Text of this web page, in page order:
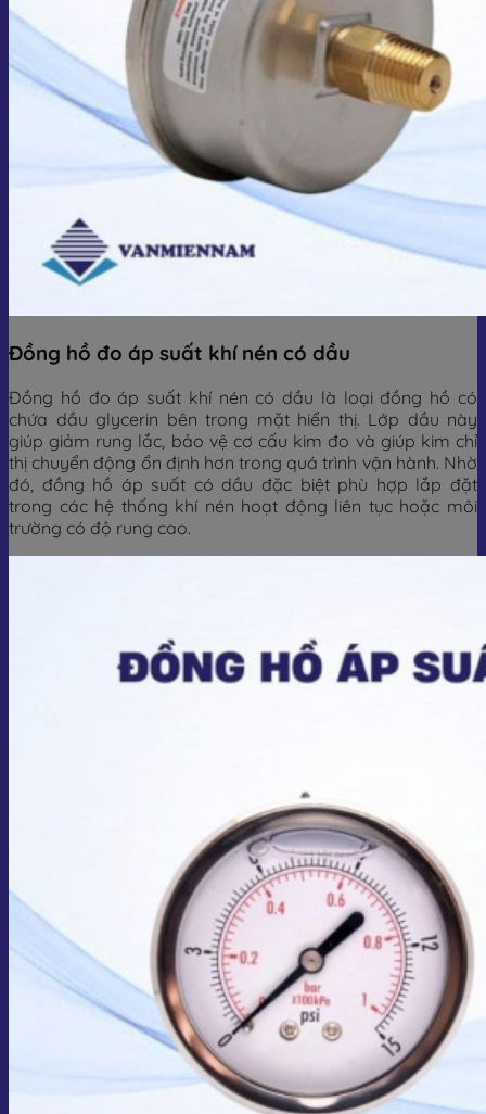
Đồng hồ đo áp suất khí nén có dầu
Đồng hồ đo áp suất khí nén có dầu là loại đồng hồ có
chứa dầu glycerin bên trong mặt hiển thị. Lớp dầu này
giúp giảm rung lắc, bảo vệ cơ cấu kim đo và giúp kim chỉ
thị chuyển động ổn định hơn trong quá trình vận hành. Nhờ
đó, đồng hồ áp suất có dầu đặc biệt phù hợp lắp đặt
trong các hệ thống khí nén hoạt động liên tục hoặc môi
trường có độ rung cao.